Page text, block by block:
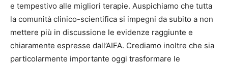
e tempestivo alle migliori terapie. Auspichiamo che tutta
la comunità clinico-scientifica si impegni da subito a non
mettere più in discussione le evidenze raggiunte e
chiaramente espresse dall’AIFA. Crediamo inoltre che sia
particolarmente importante oggi trasformare le